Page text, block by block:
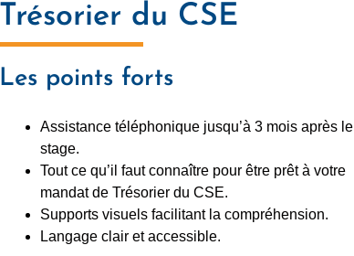
Trésorier du CSE
Les points forts
Assistance téléphonique jusqu’à 3 mois après le
stage.
Tout ce qu’il faut connaître pour être prêt à votre
mandat de Trésorier du CSE.
Supports visuels facilitant la compréhension.
Langage clair et accessible.